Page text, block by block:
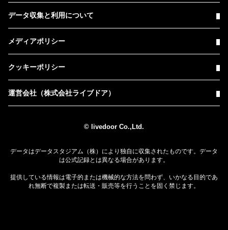
データ収集と利用について
メディアポリシー
クッキーポリシー
運営会社（株式会社ライブドア）
© livedoor Co.,Ltd.
データはデータスタジアム（株）により独自に収集されたものです。データ
は公式記録とは異なる場合があります。
提供している情報は電子的または機械的な方法を問わず、いかなる目的であ
れ無断で複製または転送・販売等を行うことを固く禁じます。